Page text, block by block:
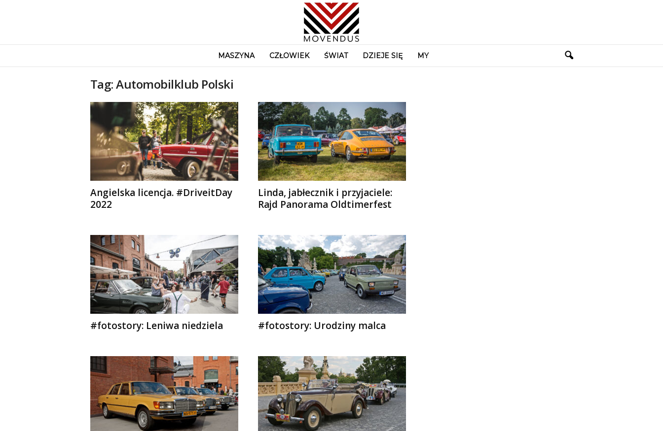
v
MASZYNA CZŁOWIEK ŚWIAT DZIEJE SIĘ MY
Tag: Automobilklub Polski
Angielska licencja. #DriveitDay
2022
Linda, jabłecznik i przyjaciele:
Rajd Panorama Oldtimerfest
#fotostory: Leniwa niedziela #fotostory: Urodziny malca